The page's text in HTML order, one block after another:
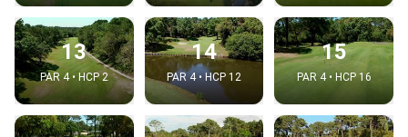
13
PAR 4 • HCP 2
14
PAR 4 • HCP 12
15
PAR 4 • HCP 16